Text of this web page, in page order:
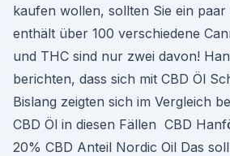
kaufen wollen, sollten Sie ein paar
enthält über 100 verschiedene
und THC sind nur zwei davon!
berichten, dass sich mit CBD Öl
Bislang zeigten sich im Vergleich
CBD Öl in diesen Fällen CBD
20% CBD Anteil Nordic Oil Das